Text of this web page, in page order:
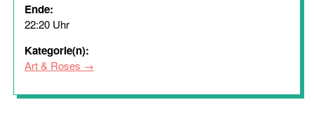
Ende:
22:20 Uhr
Kategorie(n):
Art & Roses